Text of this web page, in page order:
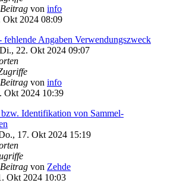
von info
Okt 2024 08:09
fehlende Angaben Verwendungszweck
Di., 22. Okt 2024 09:07
von info
Okt 2024 10:39
Identifikation von Sammel-
17. Okt 2024 15:19
von Zehde
Okt 2024 10:03